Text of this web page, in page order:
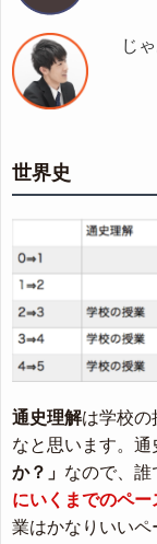
じ
世界史
通史理解は学校の
なと思います。通
か？」 なので、誰
にいくまでのペー
業はかなりいいペ